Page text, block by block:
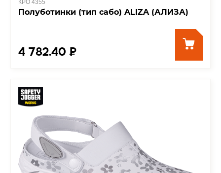
КРО 4355
Полуботинки (тип сабо) ALIZA (АЛИЗА)
4 782.40 ₽